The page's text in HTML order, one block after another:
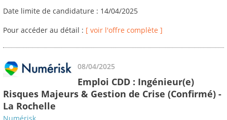
Date limite de candidature : 14/04/2025
Pour accéder au détail : [ voir l'offre complète ]
08/04/2025
Emploi CDD : Ingénieur(e)
Risques Majeurs & Gestion de Crise (Confirmé) -
La Rochelle